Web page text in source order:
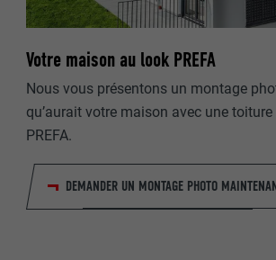
Votre maison au look PREFA
Nous vous présentons un montage
qu’aurait votre maison avec une
PREFA.
DEMANDER UN MONTAGE PHOTO